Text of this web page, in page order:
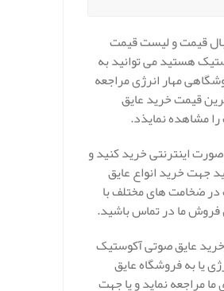
قیمت و لیست قیمت
هستید می توانید به
مهار انرژی مراجعه
قیمت خرید عایق
مشاهده نمایذد.
اینترنتی خرید کنید و
جهت خرید انواع عایق
ضخامت های مختلف با
ما در تماس باشید.
عایق صوتی آکوستیک
یا به فروشگاه عایق
ما مراجعه نماید و یا جهت